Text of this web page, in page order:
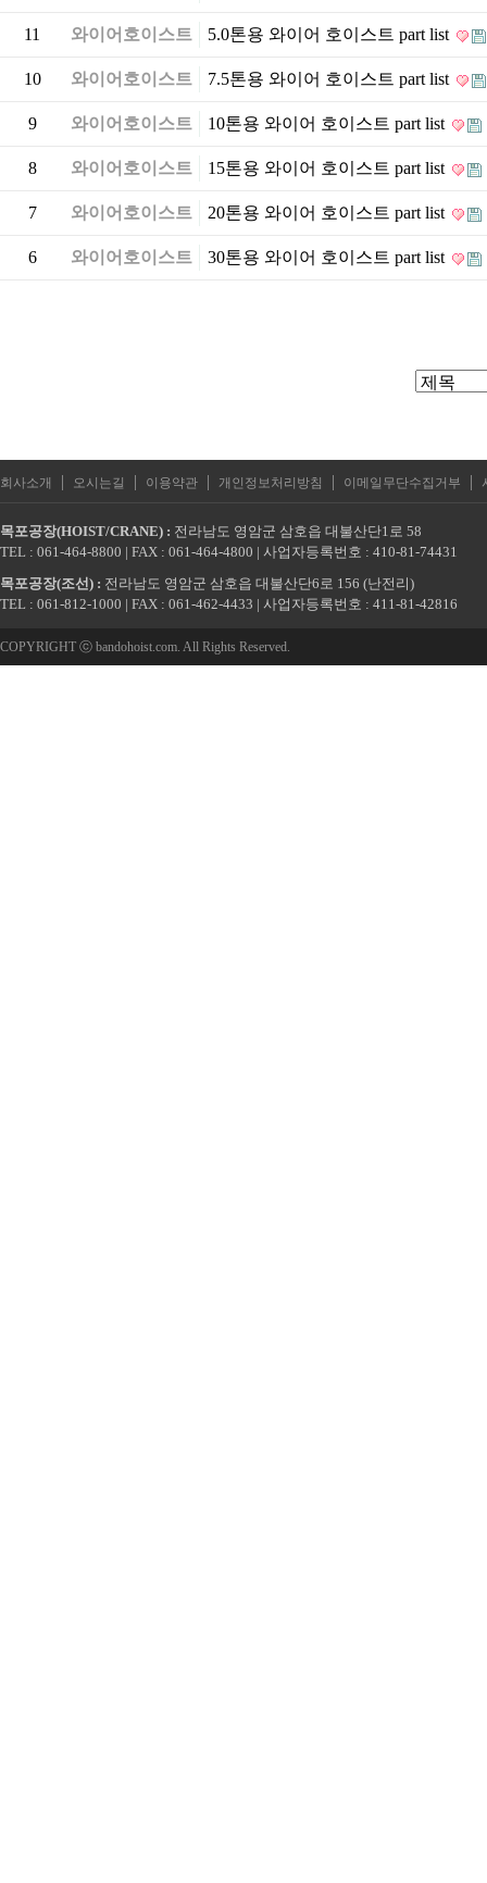
11 와이어호이스트 5.0톤용 와이어 호이스트 part list
10 와이어호이스트 7.5톤용 와이어 호이스트 part list
9 와이어호이스트 10톤용 와이어 호이스트 part list
8 와이어호이스트 15톤용 와이어 호이스트 part list
7 와이어호이스트 20톤용 와이어 호이스트 part list
6 와이어호이스트 30톤용 와이어 호이스트 part list
회사소개 | 오시는길 | 이용약관 | 개인정보처리방침 | 이메일무단수집거부 |
목포공장(HOIST/CRANE) : 전라남도 영암군 삼호읍 대불산단1로 58
TEL : 061-464-8800 | FAX : 061-464-4800 | 사업자등록번호 : 410-81-74431
목포공장(조선) : 전라남도 영암군 삼호읍 대불산단6로 156 (난전리)
TEL : 061-812-1000 | FAX : 061-462-4433 | 사업자등록번호 : 411-81-42816
COPYRIGHT ⓒ bandohoist.com. All Rights Reserved.